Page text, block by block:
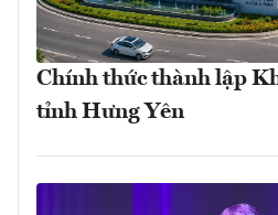
Chính thức thành lập
tỉnh Hưng Yên